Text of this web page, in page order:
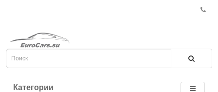
Категории